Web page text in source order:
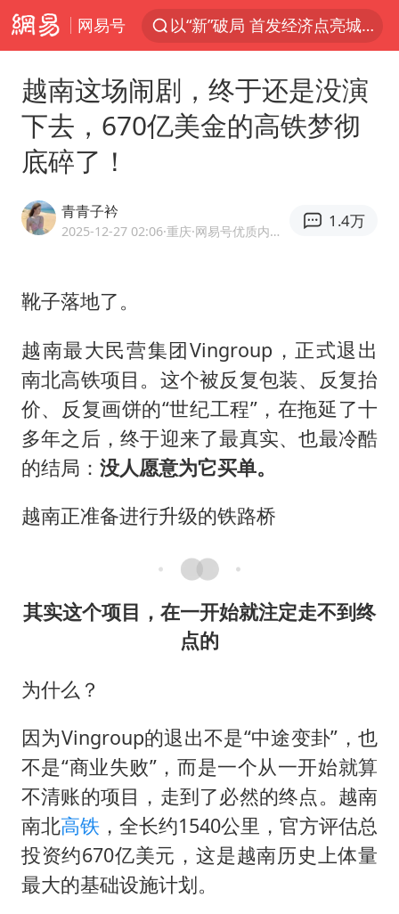
网易号
以“新”破局 首发经济点亮城市消费活力
中方回应是否在太平洋海底开采稀土
五粮液渠道价一箱上涨近百元
泰国一女公务员妆容引争议 本人回应
80后女柜员逆袭成4200亿银行副行长
27岁女子成组织卖淫集团主犯被通缉
吉林一“温度计大楼”读数爆表
奋进开新局 实干挑大梁
越南这场闹剧，终于还是没演
下去，670亿美金的高铁梦彻
底碎了！
青青子衿
2025-12-27 02:06·重庆 ·网易号优质内容创作者
1.4万
靴子落地了。
越南最大民营集团Vingroup，正式退出
南北高铁项目。这个被反复包装、反复抬
价、反复画饼的“世纪工程”，在拖延了十
多年之后，终于迎来了最真实、也最冷酷
的结局： 没人愿意为它买单。
越南正准备进行升级的铁路桥
其实这个项目，在一开始就注定走不到终
点的
为什么？
因为Vingroup的退出不是“中途变卦”，也
不是“商业失败”，而是一个从一开始就算
不清账的项目，走到了必然的终点。越南
南北高铁，全长约1540公里，官方评估总
投资约670亿美元，这是越南历史上体量
最大的基础设施计划。